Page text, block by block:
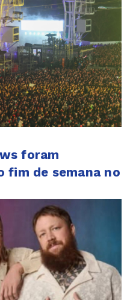
foram
fim de semana no